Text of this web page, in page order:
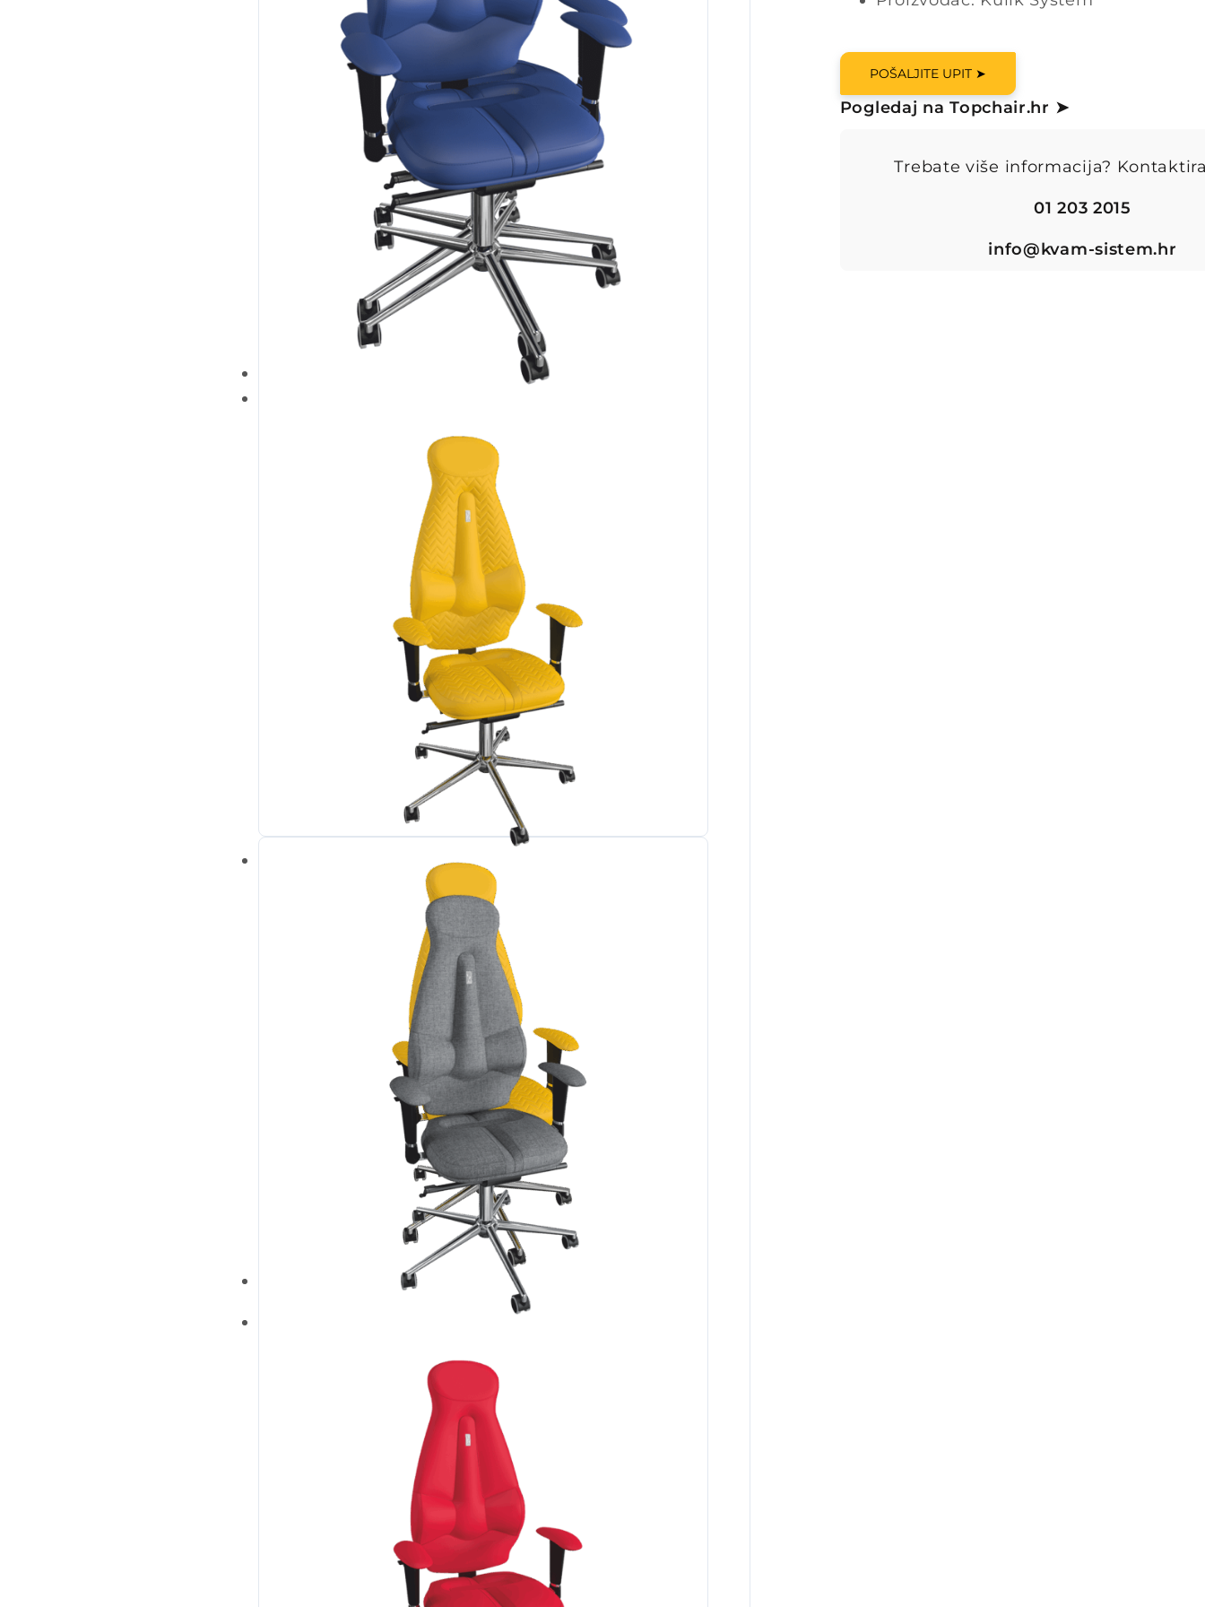
POŠALJITE UPIT ➤
Pogledaj na Topchair.hr ➤
Trebate više informacija?
01 203 2015
info@kvam-sistem.hr